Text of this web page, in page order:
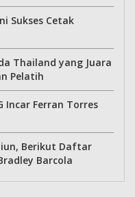
Sukses Cetak
Thailand yang Juara
Pelatih
Incar Ferran Torres
Berikut Daftar
Barcola